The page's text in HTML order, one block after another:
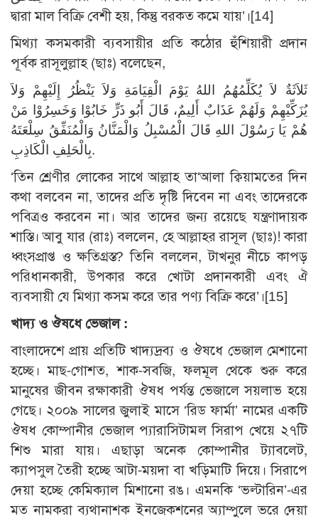
দ্বারা মাল বিক্রি বেশী হয়, কিন্তু বরকত কমে যায়’।[14]
মিথ্যা কসমকারী ব্যবসায়ীর প্রতি কঠোর হুঁশিয়ারী প্রদান
পূর্বক রাসূলুল্লাহ (ছাঃ) বলেছেন,
ثَلاَثَةٌ لاَ يُكَلِّمُهُمُ اللهُ يَوْمَ الْقِيَامَةِ وَلاَ يَنْظُرُ إِلَيْهِمْ وَلاَ
يُزَكِّيْهِمْ وَلَهُمْ عَذَابٌ أَلِيمٌ، قَالَ أَبُو ذَرٍّ خَابُوْا وَخَسِرُوْا مَنْ
هُمْ يَا رَسُوْلَ اللهِ قَالَ الْمُسْبِلُ وَالْمَنَّانُ وَالْمُنَفِّقُ سِلْعَتَهُ
بِالْحَلِفِ الْكَاذِبِ.
‘তিন শ্রেণীর লোকের সাথে আল্লাহ তা‘আলা ক্বিয়ামতের দিন
কথা বলবেন না, তাদের প্রতি দৃষ্টি দিবেন না এবং তাদেরকে
পবিত্রও করবেন না। আর তাদের জন্য রয়েছে যন্ত্রণাদায়ক
শাস্তি। আবু যার (রাঃ) বললেন, হে আল্লাহর রাসূল (ছাঃ)! কারা
ধ্বংসপ্রাপ্ত ও ক্ষতিগ্রস্ত? তিনি বললেন, টাখনুর নীচে কাপড়
পরিধানকারী, উপকার করে খোটা প্রদানকারী এবং ঐ
ব্যবসায়ী যে মিথ্যা কসম করে তার পণ্য বিক্রি করে’।[15]
খাদ্য ও ঔষধে ভেজাল :
বাংলাদেশে প্রায় প্রতিটি খাদ্যদ্রব্য ও ঔষধে ভেজাল মেশানো
হচ্ছে। মাছ-গোশত, শাক-সবজি, ফলমূল থেকে শুরু করে
মানুষের জীবন রক্ষাকারী ঔষধ পর্যন্ত ভেজালে সয়লাভ হয়ে
গেছে। ২০০৯ সালের জুলাই মাসে ‘রিড ফার্মা’ নামের একটি
ঔষধ কোম্পানীর ভেজাল প্যারাসিটামল সিরাপ খেয়ে ২৭টি
শিশু মারা যায়। এছাড়া অনেক কোম্পানীর ট্যাবলেট,
ক্যাপসুল তৈরী হচ্ছে আটা-ময়দা বা খড়িমাটি দিয়ে। সিরাপে
দেয়া হচ্ছে কেমিক্যাল মিশানো রঙ। এমনকি ‘ভল্টারিন’-এর
মত নামকরা ব্যথানাশক ইনজেকশনের অ্যাম্পুলে ভরে দেয়া